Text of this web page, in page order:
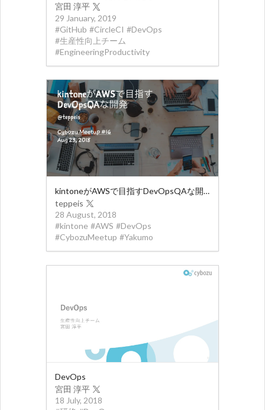
宮田 淳平
29 January, 2019
#GitHub #CircleCI #DevOps
#生産性向上チーム
#EngineeringProductivity
kintoneがAWSで目指すDevOpsQAな開発
teppeis
28 August, 2018
#kintone #AWS #DevOps
#CybozuMeetup #Yakumo
DevOps
宮田 淳平
18 July, 2018